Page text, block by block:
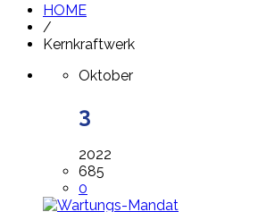
HOME
/
Kernkraftwerk
Oktober
3
2022
685
0